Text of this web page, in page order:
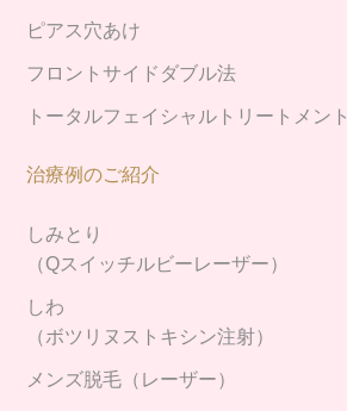
ピアス穴あけ
フロントサイドダブル法
トータルフェイシャルトリートメント
治療例のご紹介
しみとり
（Qスイッチルビーレーザー）
しわ
（ボツリヌストキシン注射）
メンズ脱毛（レーザー）